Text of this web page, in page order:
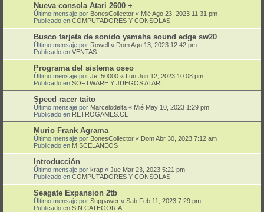
Nueva consola Atari 2600 +
Último mensaje por BonesCollector « Mié Ago 23, 2023 11:31 pm
Publicado en COMPUTADORES Y CONSOLAS
Busco tarjeta de sonido yamaha sound edge sw20
Último mensaje por Rowell « Dom Ago 13, 2023 12:42 pm
Publicado en VENTAS
Programa del sistema oseo
Último mensaje por Jeff50000 « Lun Jun 12, 2023 10:08 pm
Publicado en SOFTWARE Y JUEGOS ATARI
Speed racer taito
Último mensaje por Marcelodelta « Mié May 10, 2023 1:29 pm
Publicado en RETROGAMES.CL
Murio Frank Agrama
Último mensaje por BonesCollector « Dom Abr 30, 2023 7:12 am
Publicado en MISCELANEOS
Introducción
Último mensaje por krap « Jue Mar 23, 2023 5:21 pm
Publicado en COMPUTADORES Y CONSOLAS
Seagate Expansion 2tb
Último mensaje por Suppawer « Sab Feb 11, 2023 7:29 pm
Publicado en SIN CATEGORIA